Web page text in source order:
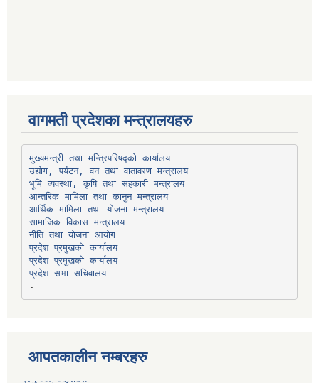
वागमती प्रदेशका मन्त्रालयहरु
मुख्यमन्त्री तथा मन्त्रिपरिषद्को कार्यालय
उद्योग, पर्यटन, वन तथा वातावरण मन्त्रालय
भूमि व्यवस्था, कृषि तथा सहकारी मन्त्रालय
आन्तरिक मामिला तथा कानुन मन्त्रालय
आर्थिक मामिला तथा योजना मन्त्रालय
सामाजिक विकास मन्त्रालय
नीति तथा योजना आयोग
प्रदेश प्रमुखको कार्यालय
प्रदेश प्रमुखको कार्यालय
प्रदेश सभा सचिवालय
आपतकालीन नम्बरहरु